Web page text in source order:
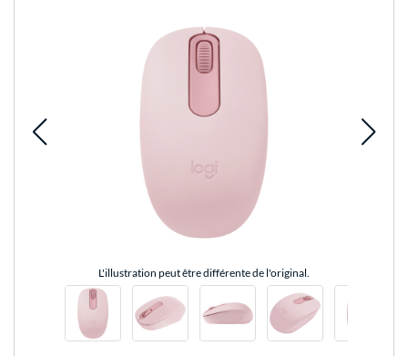
L'illustration peut être différente de l'original.